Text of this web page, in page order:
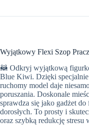
Wyjątkowy Flexi Szop
🦝 Odkryj wyjątkową
Blue Kiwi. Dzięki
ruchomy model daje
poruszania. Doskonale
sprawdza się jako gadżet
dorosłych. To prosty i
oraz szybką redukcję